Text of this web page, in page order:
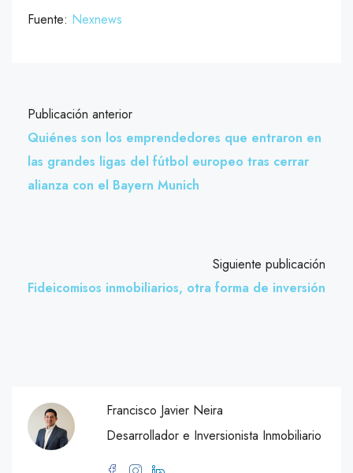
Fuente: Nexnews
Publicación anterior
Quiénes son los emprendedores que entraron en
las grandes ligas del fútbol europeo tras cerrar
alianza con el Bayern Munich
Siguiente publicación
Fideicomisos inmobiliarios, otra forma de inversión
Francisco Javier Neira
Desarrollador e Inversionista Inmobiliario